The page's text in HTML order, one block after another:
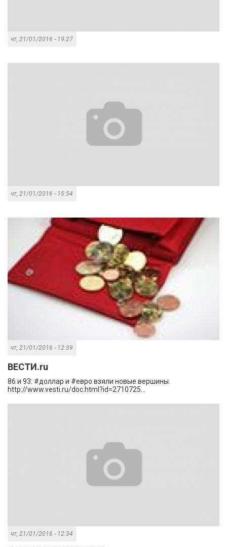
чт, 21/01/2016 - 19:27
чт, 21/01/2016 - 15:54
чт, 21/01/2016 - 12:39
ВЕСТИ.ru
86 и 93: #доллар и #евро взяли новые вершины.
http://www.vesti.ru/doc.html?id=2710725...
чт, 21/01/2016 - 12:34